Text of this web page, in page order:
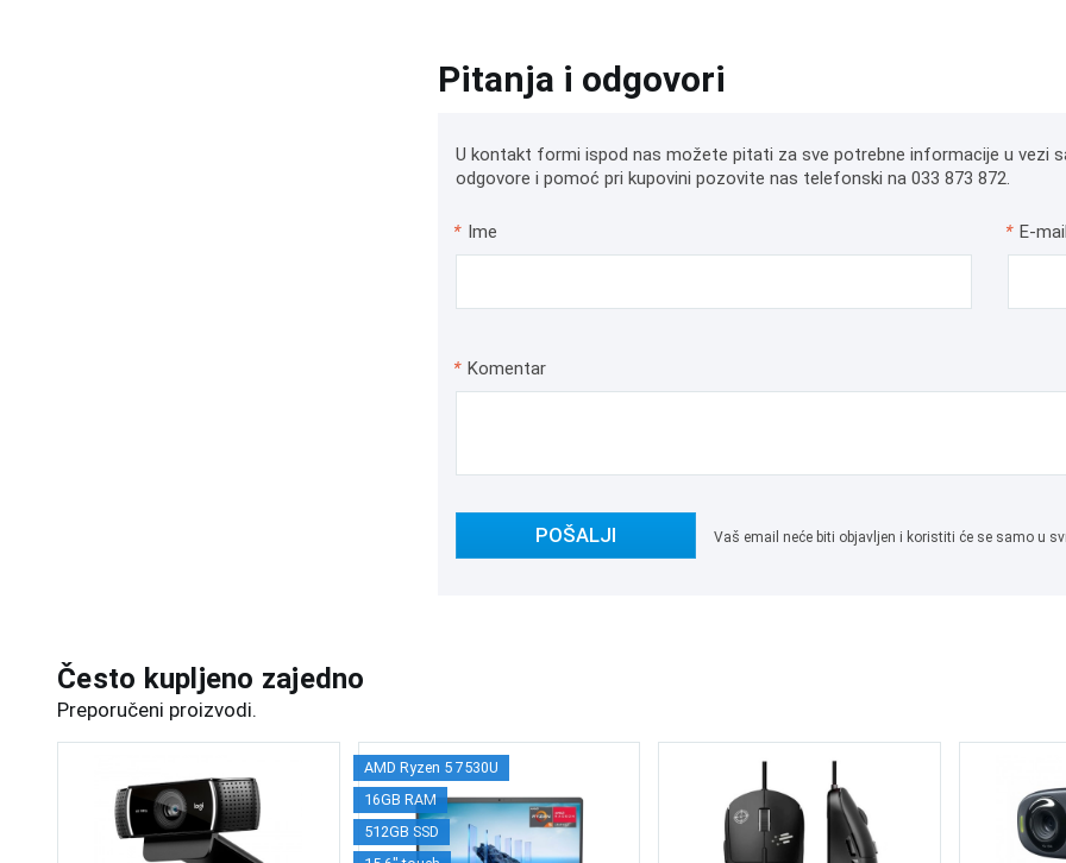
Pitanja i odgovori
U kontakt formi ispod nas možete pitati za sve potrebne informacije u vezi
odgovore i pomoć pri kupovini pozovite nas telefonski na 033 873 872.
* Ime * E-mail
* Komentar
POŠALJI Vaš email neće biti objavljen i koristiti će se samo u
Često kupljeno zajedno
Preporučeni proizvodi.
AMD Ryzen 5 7530U
16GB RAM
512GB SSD